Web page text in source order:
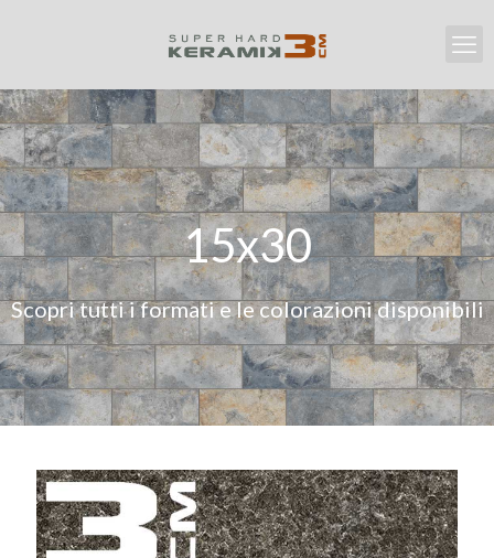
15x30
Scopri tutti i formati e le colorazioni disponibili